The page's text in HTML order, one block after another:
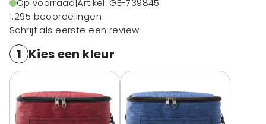
Op voorraad|Artikel: GE-739845
1.295 beoordelingen
Schrijf als eerste een review
1 Kies een kleur